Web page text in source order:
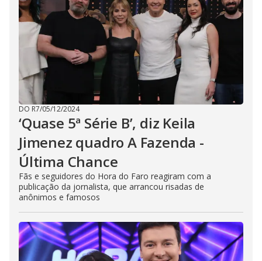
DO R7/05/12/2024
‘Quase 5ª Série B’, diz Keila
Jimenez quadro A Fazenda -
Última Chance
Fãs e seguidores do Hora do Faro reagiram com a
publicação da jornalista, que arrancou risadas de
anônimos e famosos